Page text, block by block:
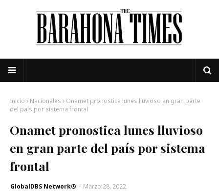
Inicio Nacionales
Onamet pronostica lunes lluvioso en gran parte
del país por sistema frontal
Onamet pronostica lunes lluvioso
en gran parte del país por sistema
frontal
GlobalDBS Network® - Marzo 28, 2022